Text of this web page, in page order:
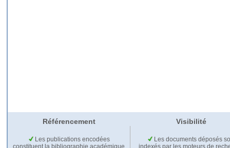
Référencement Visibilité
Les publications encodées
Les documents déposés